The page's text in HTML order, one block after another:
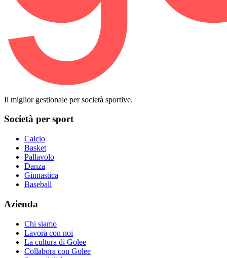
Il miglior gestionale per società sportive.
Società per sport
Calcio
Basket
Pallavolo
Danza
Ginnastica
Baseball
Azienda
Chi siamo
Lavora con noi
La cultura di Golee
Collabora con Golee